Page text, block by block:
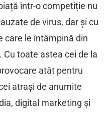
într-o competiție nu
de virus, dar și cu
care le întâmpină din
toate astea cei de la
atât pentru
atrași de anumite
digital marketing și